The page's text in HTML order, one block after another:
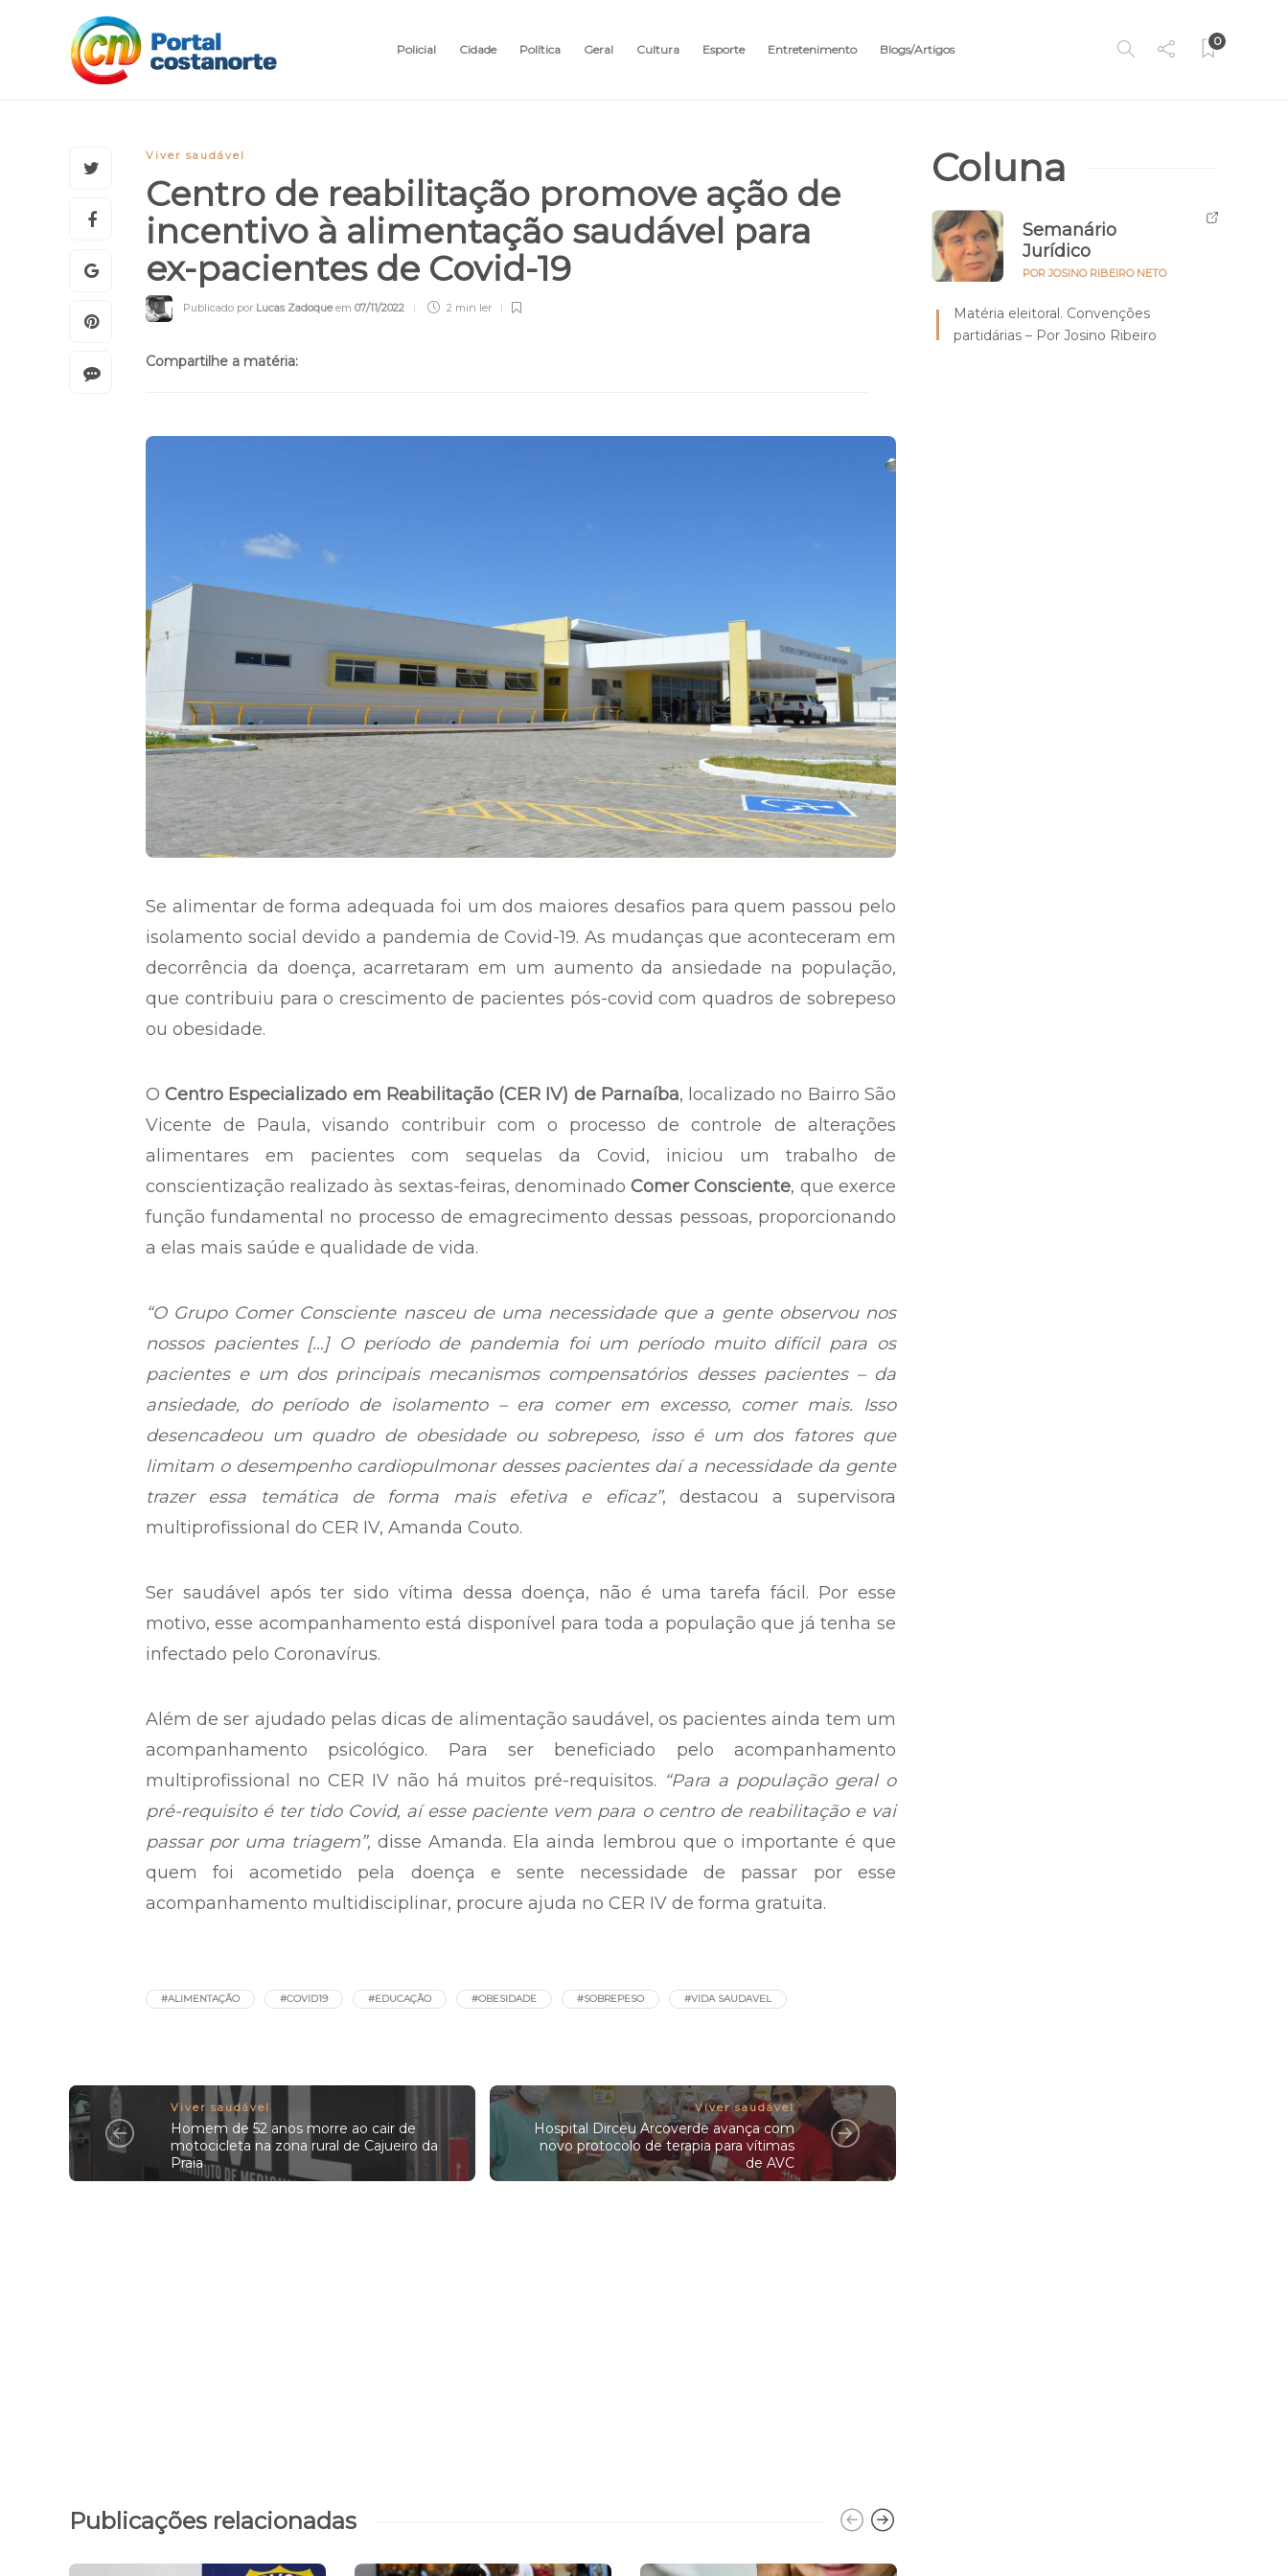
Policial Cidade Política Geral Cultura Esporte Entretenimento Blogs/Artigos
0
Viver saudável
Centro de reabilitação promove ação de
incentivo à alimentação saudável para
ex-pacientes de Covid-19
Publicado por Lucas Zadoqueem 07/11/2022 2 min ler
Compartilhe a matéria:
Se alimentar de forma adequada foi um dos maiores desafios para quem passou pelo
isolamento social devido a pandemia de Covid-19. As mudanças que aconteceram em
decorrência da doença, acarretaram em um aumento da ansiedade na população,
que contribuiu para o crescimento de pacientes pós-covid com quadros de sobrepeso
ou obesidade.
OCentro Especializado em Reabilitação (CER IV) de Parnaíba, localizado no Bairro São
Vicente de Paula, visando contribuir com o processo de controle de alterações
alimentares em pacientes com sequelas da Covid, iniciou um trabalho de
conscientização realizado às sextas-feiras, denominadoComer Consciente, que exerce
função fundamental no processo de emagrecimento dessas pessoas, proporcionando
a elas mais saúde e qualidade de vida.
“O Grupo Comer Consciente nasceu de uma necessidade que a gente observou nos
nossos pacientes […] O período de pandemia foi um período muito difícil para os
pacientes e um dos principais mecanismos compensatórios desses pacientes – da
ansiedade, do período de isolamento – era comer em excesso, comer mais. Isso
desencadeou um quadro de obesidade ou sobrepeso, isso é um dos fatores que
limitam o desempenho cardiopulmonar desses pacientes daí a necessidade da gente
trazer essa temática de forma mais efetiva e eficaz”, destacou a supervisora
multiprofissional do CER IV, Amanda Couto.
Ser saudável após ter sido vítima dessa doença, não é uma tarefa fácil. Por esse
motivo, esse acompanhamento está disponível para toda a população que já tenha se
infectado pelo Coronavírus.
Além de ser ajudado pelas dicas de alimentação saudável, os pacientes ainda tem um
acompanhamento psicológico. Para ser beneficiado pelo acompanhamento
multiprofissional no CER IV não há muitos pré-requisitos. “Para a população geral o
pré-requisito é ter tido Covid, aí esse paciente vem para o centro de reabilitação e vai
passar por uma triagem”, disse Amanda. Ela ainda lembrou que o importante é que
quem foi acometido pela doença e sente necessidade de passar por esse
acompanhamento multidisciplinar, procure ajuda no CER IV de forma gratuita.
#ALIMENTAÇÃO #COVID19 #EDUCAÇÃO #OBESIDADE #SOBREPESO #VIDA SAUDAVEL
Viver saudável
Homem de 52 anos morre ao cair de
motocicleta na zona rural de Cajueiro da
Praia
Viver saudável
Hospital Dirceu Arcoverde avança com
novo protocolo de terapia para vítimas
de AVC
Publicações relacionadas
Coluna
Semanário
Jurídico
POR JOSINO RIBEIRO NETO
Matéria eleitoral. Convenções
partidárias – Por Josino Ribeiro